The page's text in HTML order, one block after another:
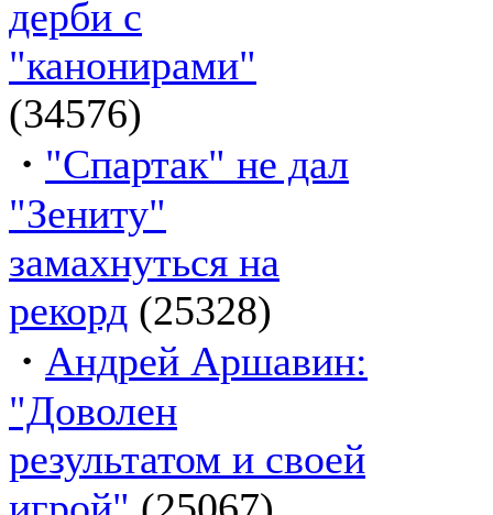
дерби с
"канонирами"
(34576)
· "Спартак" не дал
"Зениту"
замахнуться на
рекорд (25328)
· Андрей Аршавин:
"Доволен
результатом и своей